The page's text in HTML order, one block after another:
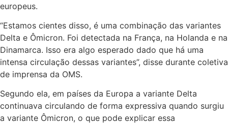
europeus.
“Estamos cientes disso, é uma combinação das variantes
Delta e Ômicron. Foi detectada na França, na Holanda e na
Dinamarca. Isso era algo esperado dado que há uma
intensa circulação dessas variantes”, disse durante coletiva
de imprensa da OMS.
Segundo ela, em países da Europa a variante Delta
continuava circulando de forma expressiva quando surgiu
a variante Ômicron, o que pode explicar essa